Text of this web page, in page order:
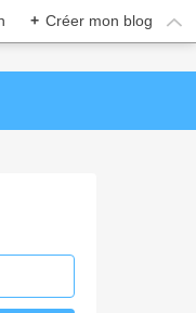
+ Créer mon blog